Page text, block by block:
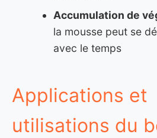
Accumulation de
la mousse peut se
avec le temps
Applications et
utilisations du